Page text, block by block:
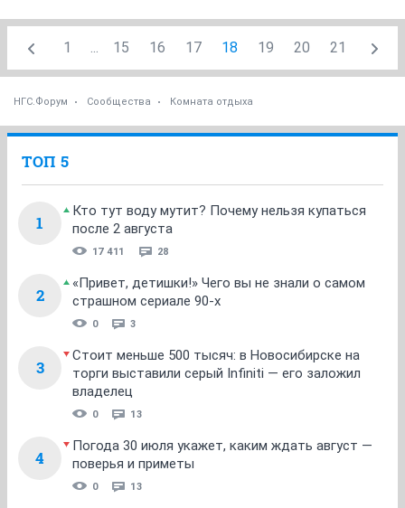
1 ... 15 16 17 18 19 20 21
НГС.Форум Сообщества Комната отдыха
ТОП 5
1
Кто тут воду мутит? Почему нельзя купаться
после 2 августа
17 411 28
2
«Привет, детишки!» Чего вы не знали о самом
страшном сериале 90-х
0 3
3
Стоит меньше 500 тысяч: в Новосибирске на
торги выставили серый Infiniti — его заложил
владелец
0 13
4
Погода 30 июля укажет, каким ждать август —
поверья и приметы
0 13